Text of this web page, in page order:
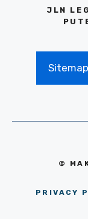
JLN
Sitemap
©
PRIVACY